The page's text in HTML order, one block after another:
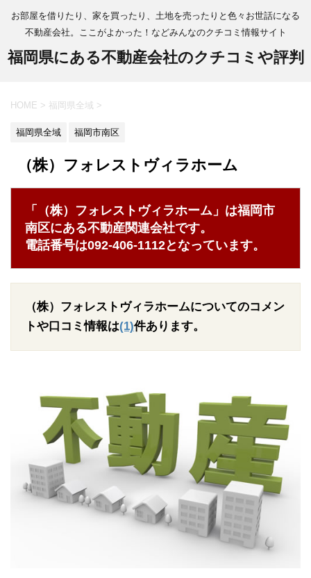
お部屋を借りたり、家を買ったり、土地を売ったりと色々お世話になる
不動産会社。ここがよかった！などみんなのクチコミ情報サイト
福岡県にある不動産会社のクチコミや評判
HOME > 福岡県全域 >
福岡県全域 福岡市南区
（株）フォレストヴィラホーム
「（株）フォレストヴィラホーム」は福岡市
南区にある不動産関連会社です。
電話番号は092-406-1112となっています。
（株）フォレストヴィラホームについてのコメン
トや口コミ情報は(1)件あります。